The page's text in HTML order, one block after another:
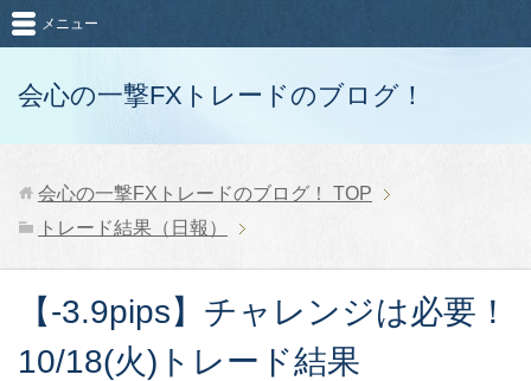
会心の一撃FXトレードのブログ！
メニュー
会心の一撃FXトレードのブログ！
TOP
トレード結果（日報）
【-3.9pips】チャレンジは必要！
10/18(火)トレード結果